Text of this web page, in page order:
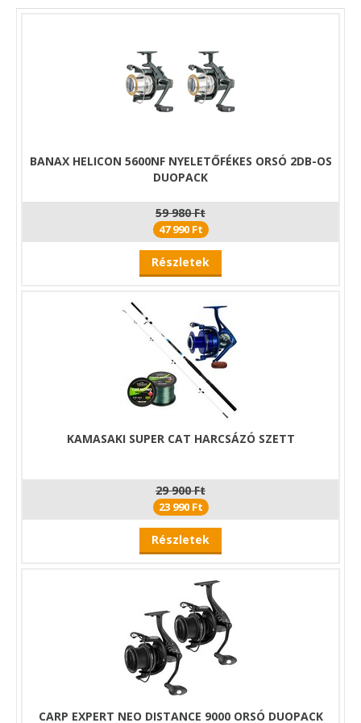
kompakt méret gondoskodik arról, hogy a lámpa szinte
A Carp Expert Magnet fejlámpa ideális választás azoknak a
horgászoknak, akik egy kis méretű, praktikus és többféle
fénybeállítással rendelkező lámpát keresnek a vízparti
szereléshez, éjszakai mozgáshoz vagy általános szabadtéri
8 különböző fénymód, 4 különböző szín
Anyaga: alumínium ötvözet
Akkumulátor: 500 mAh névleges kapacitás
Töltés: USB-C porton keresztül (a töltőkábel tartozék)
Extra: mágneses tollcsipesz
kemény tok
kiemelt védelmet nyújt a
fejlámpának: megóvja a sérülésektől, ütődésektől és a szállítás
közbeni külső behatásoktól. Így a lámpa mindig biztonságosan
tárolható és könnyen hordozható a felszerelésben.
BANAX HELICON 5600NF NYELETŐFÉKES ORSÓ 2DB-OS
DUOPACK
59 980 Ft
47 990 Ft
Részletek
KAMASAKI SUPER CAT HARCSÁZÓ SZETT
29 900 Ft
23 990 Ft
Részletek
CARP EXPERT NEO DISTANCE 9000 ORSÓ DUOPACK